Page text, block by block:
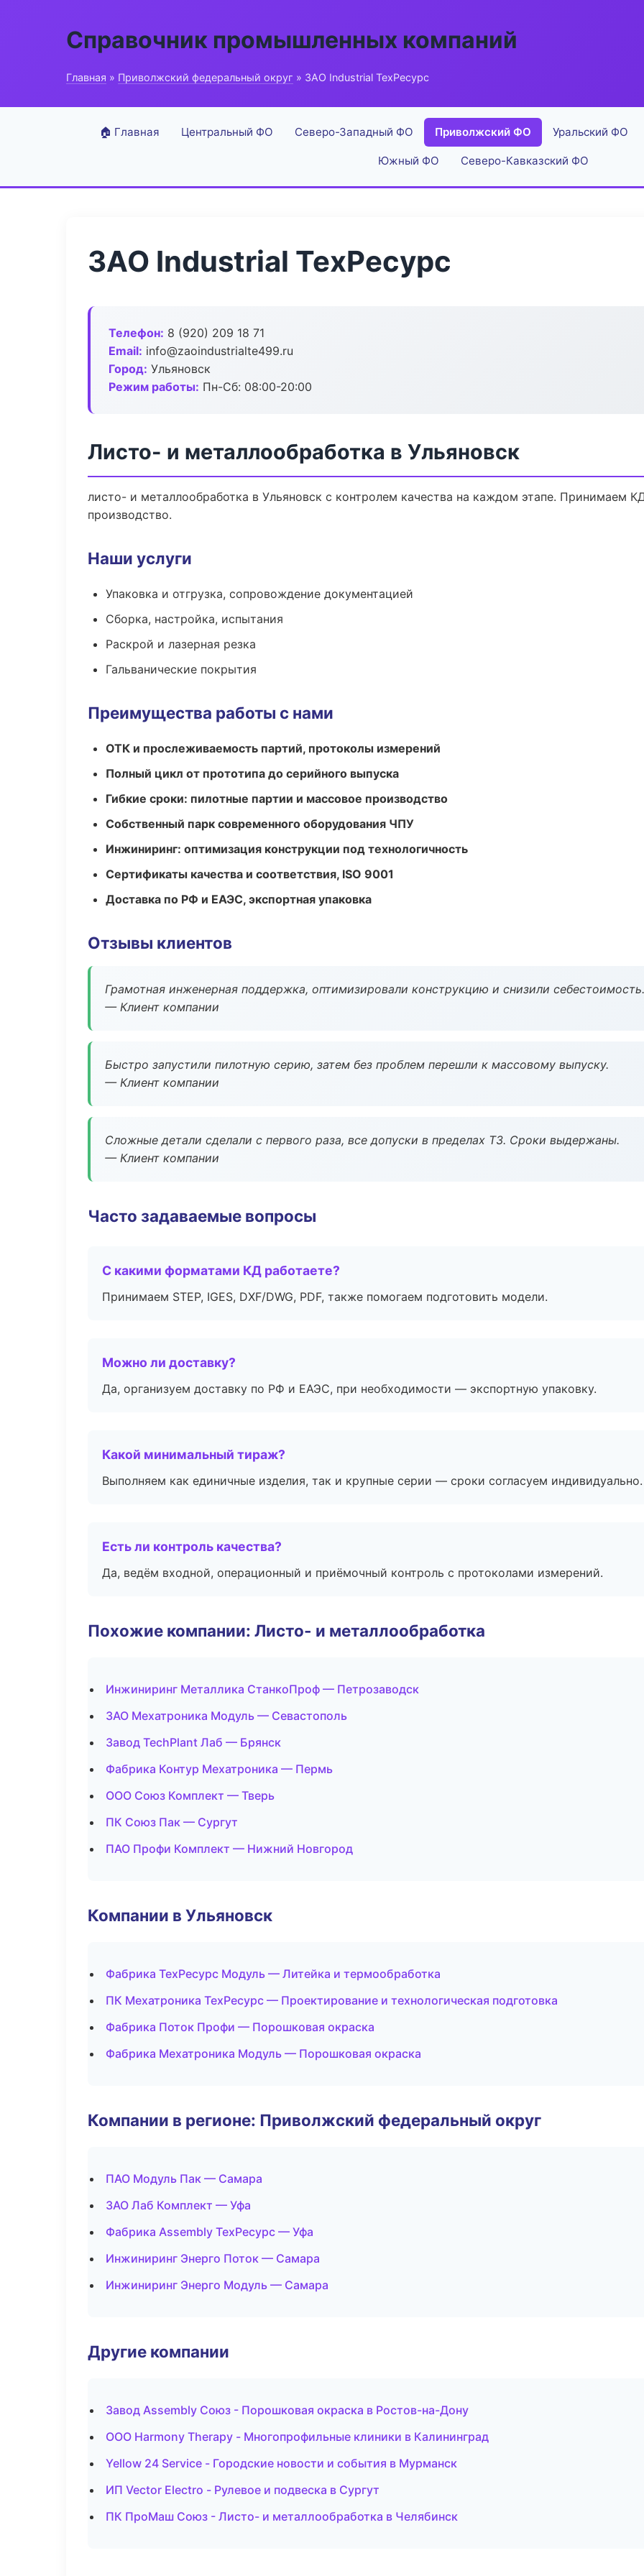
Справочник промышленных компаний
Главная » Приволжский федеральный округ » ЗАО Industrial ТехРесурс
🏠 Главная Центральный ФО Северо-Западный ФО Приволжский ФО Уральский ФО
Южный ФО Северо-Кавказский ФО
ЗАО Industrial ТехРесурс
Телефон: 8 (920) 209 18 71
Email: info@zaoindustrialte499.ru
Город: Ульяновск
Режим работы: Пн-Сб: 08:00-20:00
Листо- и металлообработка в Ульяновск
листо- и металлообработка в Ульяновск с контролем качества на каждом этапе. Принимаем
производство.
Наши услуги
Упаковка и отгрузка, сопровождение документацией
Сборка, настройка, испытания
Раскрой и лазерная резка
Гальванические покрытия
Преимущества работы с нами
ОТК и прослеживаемость партий, протоколы измерений
Полный цикл от прототипа до серийного выпуска
Гибкие сроки: пилотные партии и массовое производство
Собственный парк современного оборудования ЧПУ
Инжиниринг: оптимизация конструкции под технологичность
Сертификаты качества и соответствия, ISO 9001
Доставка по РФ и ЕАЭС, экспортная упаковка
Отзывы клиентов
Грамотная инженерная поддержка, оптимизировали конструкцию и снизили себестоимость.
— Клиент компании
Быстро запустили пилотную серию, затем без проблем перешли к массовому выпуску.
— Клиент компании
Сложные детали сделали с первого раза, все допуски в пределах ТЗ. Сроки выдержаны.
— Клиент компании
Часто задаваемые вопросы
С какими форматами КД работаете?
Принимаем STEP, IGES, DXF/DWG, PDF, также помогаем подготовить модели.
Можно ли доставку?
Да, организуем доставку по РФ и ЕАЭС, при необходимости — экспортную упаковку.
Какой минимальный тираж?
Выполняем как единичные изделия, так и крупные серии — сроки согласуем индивидуально.
Есть ли контроль качества?
Да, ведём входной, операционный и приёмочный контроль с протоколами измерений.
Похожие компании: Листо- и металлообработка
Инжиниринг Металлика СтанкоПроф — Петрозаводск
ЗАО Мехатроника Модуль — Севастополь
Завод TechPlant Лаб — Брянск
Фабрика Контур Мехатроника — Пермь
ООО Союз Комплект — Тверь
ПК Союз Пак — Сургут
ПАО Профи Комплект — Нижний Новгород
Компании в Ульяновск
Фабрика ТехРесурс Модуль — Литейка и термообработка
ПК Мехатроника ТехРесурс — Проектирование и технологическая подготовка
Фабрика Поток Профи — Порошковая окраска
Фабрика Мехатроника Модуль — Порошковая окраска
Компании в регионе: Приволжский федеральный округ
ПАО Модуль Пак — Самара
ЗАО Лаб Комплект — Уфа
Фабрика Assembly ТехРесурс — Уфа
Инжиниринг Энерго Поток — Самара
Инжиниринг Энерго Модуль — Самара
Другие компании
Завод Assembly Союз - Порошковая окраска в Ростов-на-Дону
ООО Harmony Therapy - Многопрофильные клиники в Калининград
Yellow 24 Service - Городские новости и события в Мурманск
ИП Vector Electro - Рулевое и подвеска в Сургут
ПК ПроМаш Союз - Листо- и металлообработка в Челябинск